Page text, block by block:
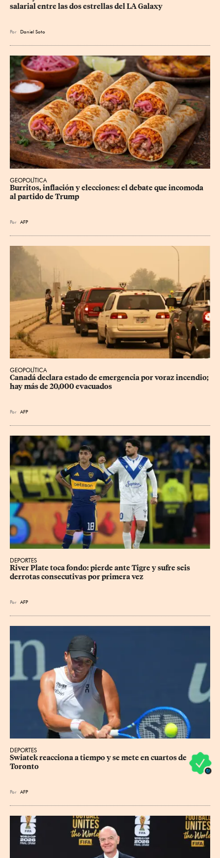
salarial entre las dos estrellas del LA Galaxy
Por Daniel Soto
GEOPOLÍTICA
Burritos, inflación y elecciones: el debate que incomoda
al partido de Trump
Por AFP
GEOPOLÍTICA
Canadá declara estado de emergencia por voraz incendio;
hay más de 20,000 evacuados
Por AFP
DEPORTES
River Plate toca fondo: pierde ante Tigre y sufre seis
derrotas consecutivas por primera vez
Por AFP
DEPORTES
Swiatek reacciona a tiempo y se mete en cuartos de
Toronto
Por AFP